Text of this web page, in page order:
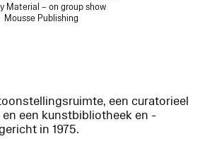
Material – on group show
Mousse Publishing
een curatorieel
een kunstbibliotheek en -
in 1975.